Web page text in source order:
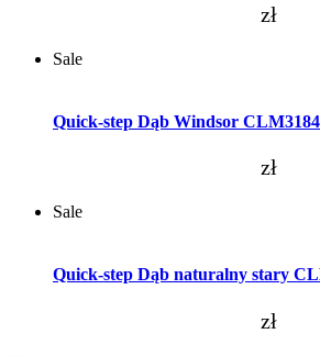
zł
Sale
Quick-step Dąb Windsor CLM3184
zł
Sale
Quick-step Dąb naturalny stary
zł